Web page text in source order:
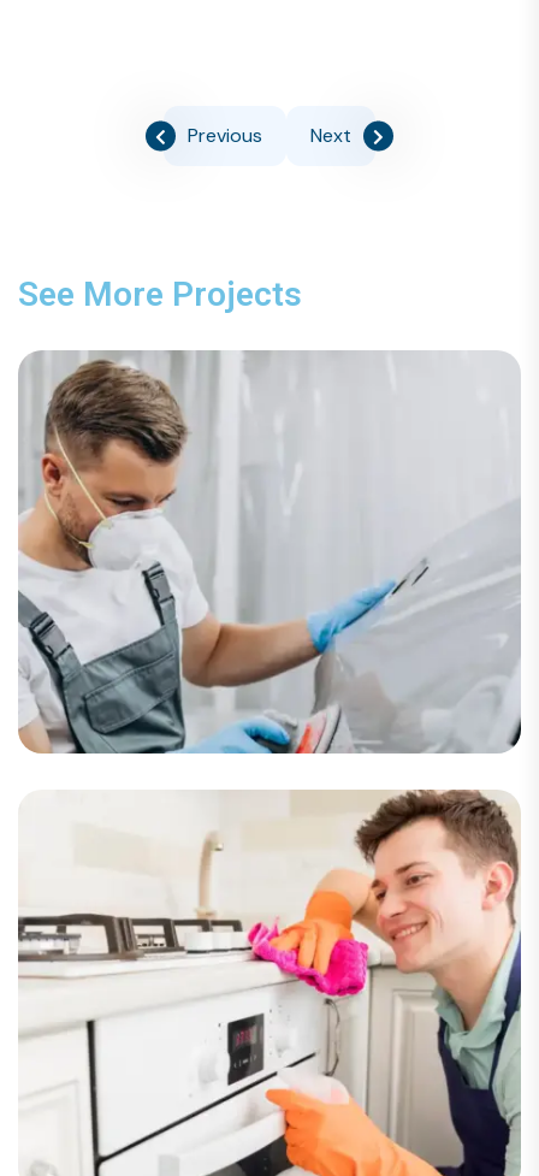
Previous Next
See More Projects